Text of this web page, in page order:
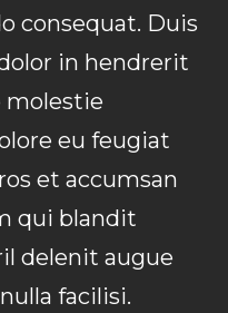
consequat. Duis
in hendrerit
molestie
eu feugiat
et accumsan
qui blandit
delenit augue
facilisi.